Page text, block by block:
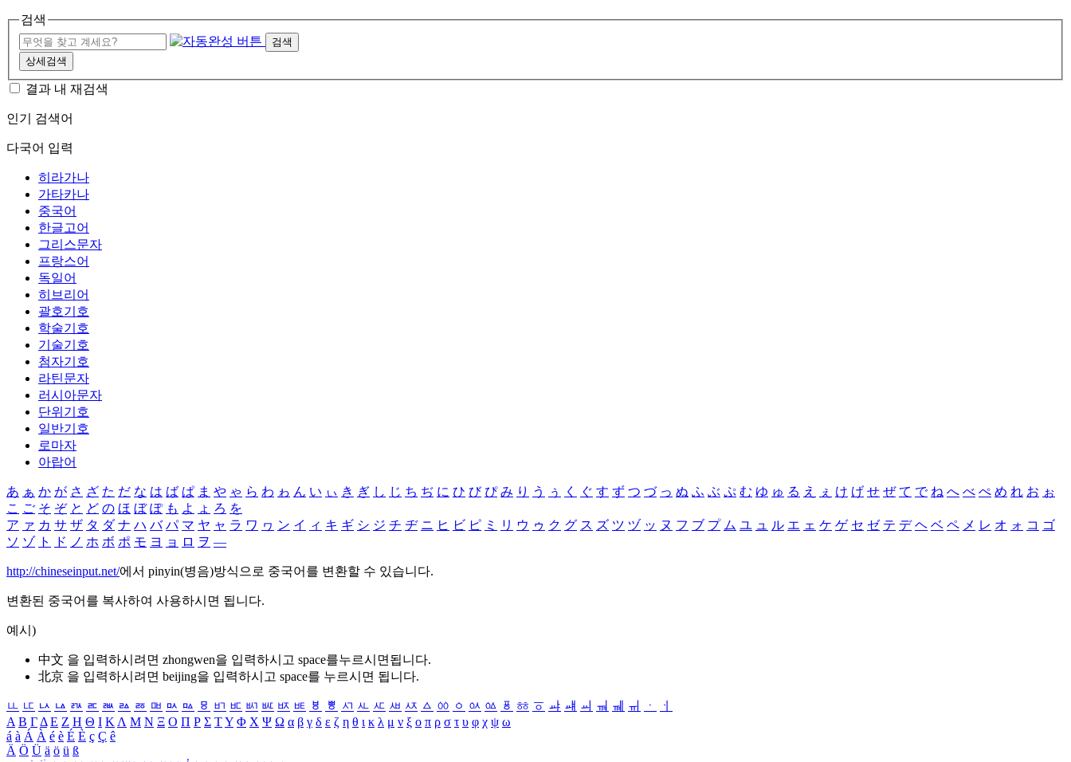
검색
검색
상세검색
결과 내 재검색
인기 검색어
다국어 입력
히라가나
가타카나
중국어
한글고어
그리스문자
프랑스어
독일어
히브리어
괄호기호
학술기호
기술기호
첨자기호
라틴문자
러시아문자
단위기호
일반기호
로마자
아랍어
あ ぁ か が さ ざ た だ な は ば ぱ ま や ゃ ら わ ゎ ん い ぃ き ぎ し じ ち ぢ に ひ び ぴ み り う ぅ く ぐ す ず つ づ っ ぬ ふ ぶ ぷ む ゆ ゅ る え ぇ け げ せ ぜ て で ね へ べ ぺ め れ お ぉ
こ ご そ ぞ と ど の ほ ぼ ぽ も よ ょ ろ を
ア ァ カ サ ザ タ ダ ナ ハ バ パ マ ヤ ャ ラ ワ ヮ ン イ ィ キ ギ シ ジ チ ヂ ニ ヒ ビ ピ ミ リ ウ ゥ ク グ ス ズ ツ ヅ ッ ヌ フ ブ プ ム ユ ュ ル エ ェ ケ ゲ セ ゼ テ デ ヘ ベ ペ メ レ オ ォ コ ゴ
ソ ゾ ト ド ノ ホ ボ ポ モ ヨ ョ ロ ヲ ―
http://chineseinput.net/에서 pinyin(병음)방식으로 중국어를 변환할 수 있습니다.
변환된 중국어를 복사하여 사용하시면 됩니다.
예시)
中文 을 입력하시려면 zhongwen을 입력하시고 space를누르시면됩니다.
北京 을 입력하시려면 beijing을 입력하시고 space를 누르시면 됩니다.
ㅥ ㅦ ㅧ ㅨ ㅩ ㅪ ㅫ ㅬ ㅭ ㅮ ㅯ ㅰ ㅱ ㅲ ㅳ ㅴ ㅵ ㅶ ㅷ ㅸ ㅹ ㅺ ㅻ ㅼ ㅽ ㅾ ㅿ ㆀ ㆁ ㆂ ㆃ ㆄ ㆅ ㆆ ㆇ ㆈ ㆉ ㆊ ㆋ ㆌ ㆍ
ㆎ
Α Β ΓΔ Ε Ζ Η Θ Ι ΚΛ Μ Ν Ξ Ο Π Ρ Σ ΤΥ Φ Χ Ψ Ω α β γ δ ε ζ η θ ι κ λ μ ν ξ ο π ρ σ τ υ φ χ ψ ω
á à Á À é è É È ç Ç ê
Ä Ö Ü ä ö ü ß